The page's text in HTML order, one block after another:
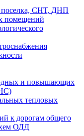
поселка, СНТ, ДНП
помещений
и повышающих
тепловых
к дорогам общего
ОДД